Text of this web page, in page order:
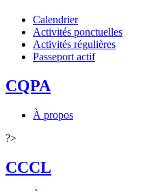
Calendrier
Activités ponctuelles
Activités régulières
Passeport actif
CQPA
À propos
?>
CCCL